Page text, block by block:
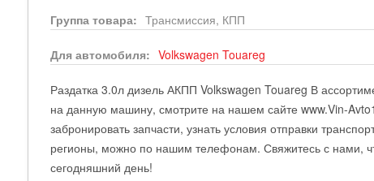
Группа товара: Трансмиссия, КПП
Для автомобиля: Volkswagen Touareg
Раздатка 3.0л дизель АКПП Volkswagen Touareg В
на данную машину, смотрите на нашем сайте www.Vin-
забронировать запчасти, узнать условия отправки
регионы, можно по нашим телефонам. Свяжитесь с нами,
сегодняшний день!